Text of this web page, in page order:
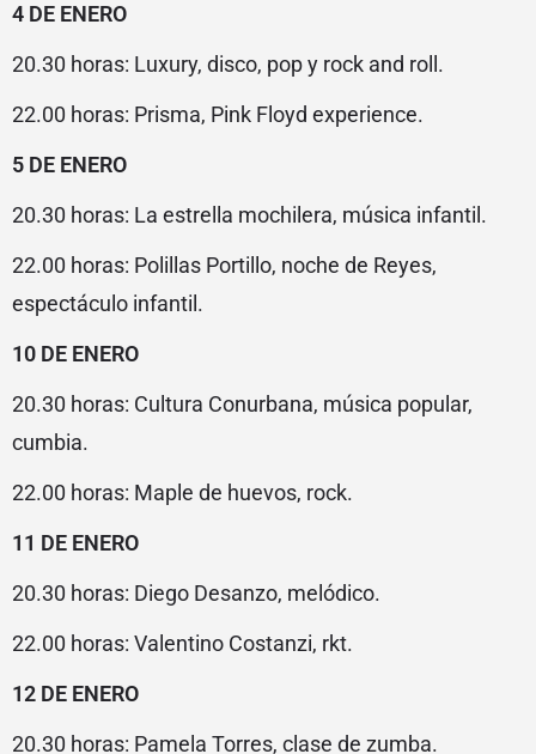
4 DE ENERO
20.30 horas: Luxury, disco, pop y rock and roll.
22.00 horas: Prisma, Pink Floyd experience.
5 DE ENERO
20.30 horas: La estrella mochilera, música infantil.
22.00 horas: Polillas Portillo, noche de Reyes,
espectáculo infantil.
10 DE ENERO
20.30 horas: Cultura Conurbana, música popular,
cumbia.
22.00 horas: Maple de huevos, rock.
11 DE ENERO
20.30 horas: Diego Desanzo, melódico.
22.00 horas: Valentino Costanzi, rkt.
12 DE ENERO
20.30 horas: Pamela Torres, clase de zumba.